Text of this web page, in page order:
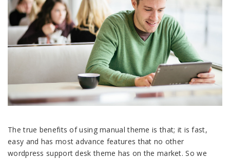
The true benefits of using manual theme is that; it is fast,
easy and has most advance features that no other
wordpress support desk theme has on the market. So we